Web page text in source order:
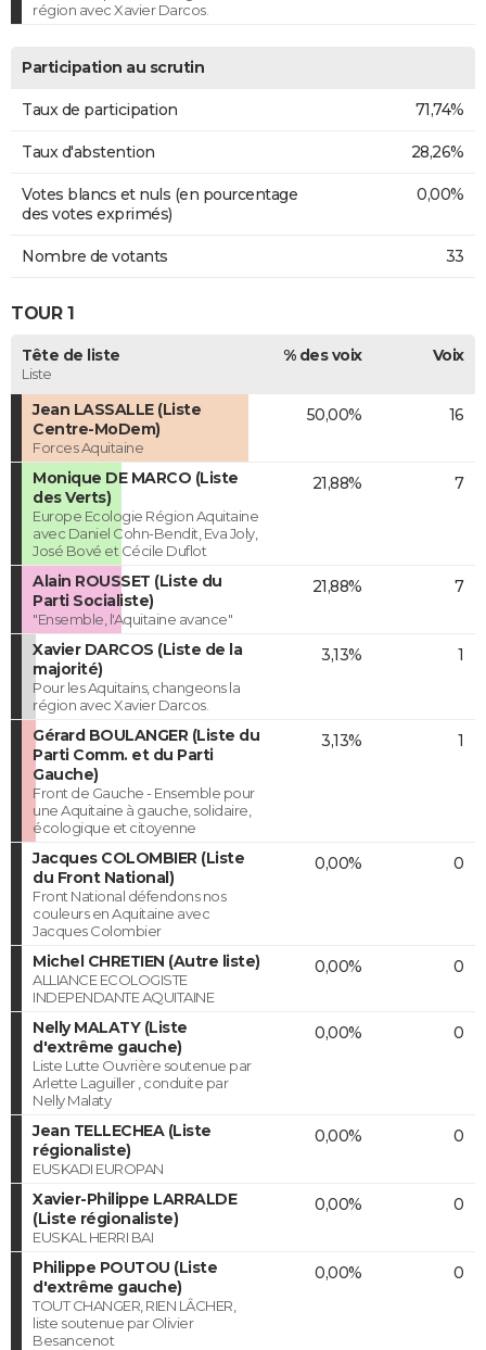
région avec Xavier Darcos.
Participation au scrutin
Taux de participation 71,74%
Taux d'abstention 28,26%
Votes blancs et nuls (en pourcentage
des votes exprimés)
0,00%
Nombre de votants 33
TOUR 1
Tête de liste
Liste
% des voix Voix
Jean LASSALLE (Liste
Centre-MoDem)
Forces Aquitaine
50,00% 16
Monique DE MARCO (Liste
des Verts)
Europe Ecologie Région Aquitaine
avec Daniel Cohn-Bendit, Eva Joly,
José Bové et Cécile Duflot
21,88% 7
Alain ROUSSET (Liste du
Parti Socialiste)
"Ensemble, l'Aquitaine avance"
21,88% 7
Xavier DARCOS (Liste de la
majorité)
Pour les Aquitains, changeons la
région avec Xavier Darcos.
3,13% 1
Gérard BOULANGER (Liste du
Parti Comm. et du Parti
Gauche)
Front de Gauche - Ensemble pour
une Aquitaine à gauche, solidaire,
écologique et citoyenne
3,13% 1
Jacques COLOMBIER (Liste
du Front National)
Front National défendons nos
couleurs en Aquitaine avec
Jacques Colombier
0,00% 0
Michel CHRETIEN (Autre liste)
ALLIANCE ECOLOGISTE
INDEPENDANTE AQUITAINE
0,00% 0
Nelly MALATY (Liste
d'extrême gauche)
Liste Lutte Ouvrière soutenue par
Arlette Laguiller , conduite par
Nelly Malaty
0,00% 0
Jean TELLECHEA (Liste
régionaliste)
EUSKADI EUROPAN
0,00% 0
Xavier-Philippe LARRALDE
(Liste régionaliste)
EUSKAL HERRI BAI
0,00% 0
Philippe POUTOU (Liste
d'extrême gauche)
TOUT CHANGER, RIEN LÂCHER,
liste soutenue par Olivier
Besancenot
0,00% 0